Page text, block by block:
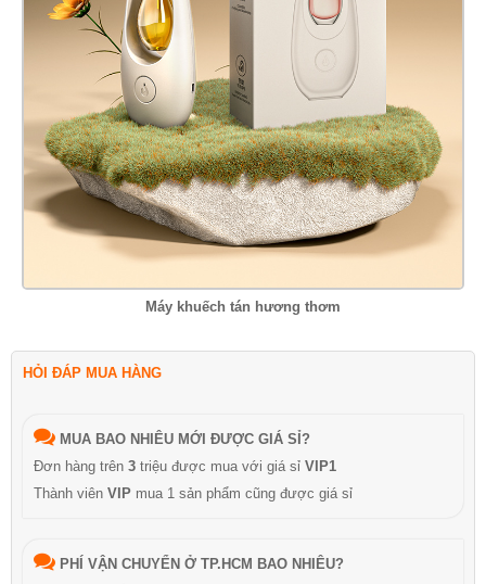
Máy khuếch tán hương thơm
HỎI ĐÁP MUA HÀNG
MUA BAO NHIÊU MỚI ĐƯỢC GIÁ SỈ?
Đơn hàng trên 3 triệu được mua với giá sỉ VIP1
Thành viên VIP mua 1 sản phẩm cũng được giá sỉ
PHÍ VẬN CHUYỂN Ở TP.HCM BAO NHIÊU?